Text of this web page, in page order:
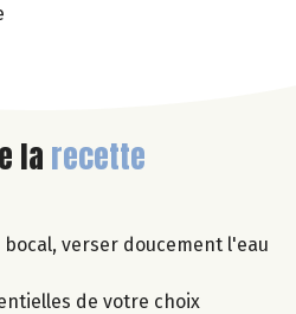
larecette
verser doucement l'eau
de votre choix